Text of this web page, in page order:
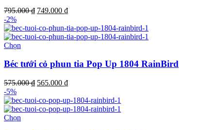
795.000₫ Giá
là:
795.000 ₫.
749.000 ₫Giá
tại
là:
-2%
Chọn
này
nhiều
biến
thể.
Các
tùy
chọn
Béc tưới cỏ phun tia Pop Up 1804 RainBird
575.000₫ Giá
là:
575.000 ₫.
565.000 ₫Giá
tại
là:
-5%
Chọn